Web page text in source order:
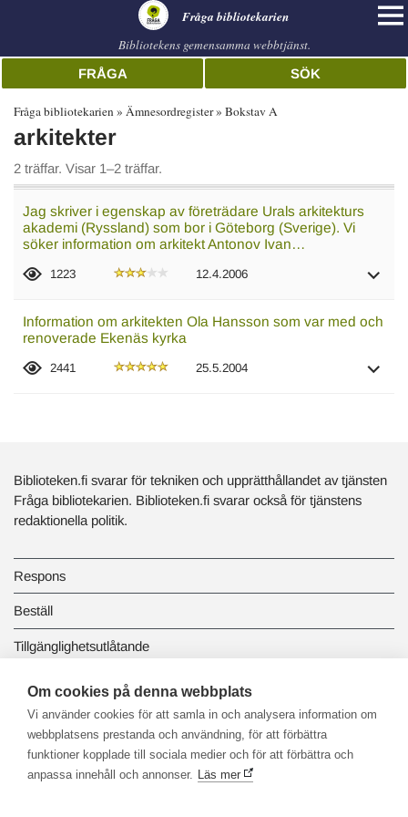
Fråga bibliotekarien
Bibliotekens gemensamma webbtjänst.
FRÅGA SÖK
Fråga bibliotekarien Ämnesordregister Bokstav A
arkitekter
2 träffar. Visar 1–2 träffar.
Jag skriver i egenskap av företrädare Urals arkitekturs
akademi (Ryssland) som bor i Göteborg (Sverige). Vi
söker information om arkitekt Antonov Ivan…
1223 12.4.2006
Information om arkitekten Ola Hansson som var med och
renoverade Ekenäs kyrka
2441 25.5.2004
Biblioteken.fi svarar för tekniken och upprätthållandet av tjänsten
Fråga bibliotekarien. Biblioteken.fi svarar också för tjänstens
redaktionella politik.
Respons
Beställ
Tillgänglighetsutlåtande
Dataskydd och registerbeskrivningar
Länkbiblioteket
Om cookies på denna webbplats
Vi använder cookies för att samla in och analysera information om
webbplatsens prestanda och användning, för att förbättra
funktioner kopplade till sociala medier och för att förbättra och
anpassa innehåll och annonser. Läs mer